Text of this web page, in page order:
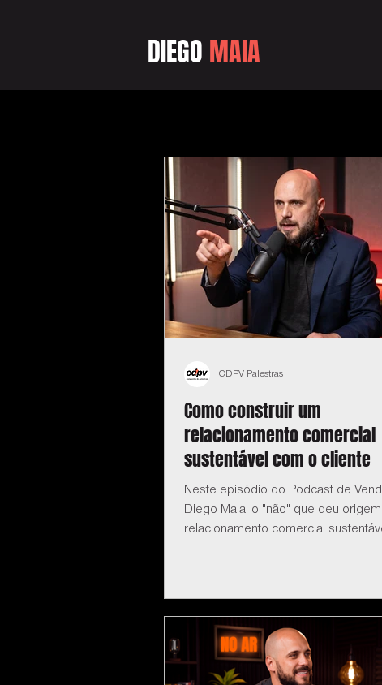
DIEGO MAIA
Como construir um
relacionamento comercial
sustentável com o cliente
Neste episódio do Podcast de
Diego Maia: o "não" que deu origem
relacionamento comercial
CDPV Palestras